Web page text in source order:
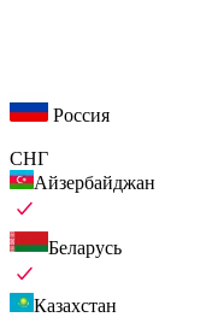
Россия
СНГ
Айзербайджан
Беларусь
Казахстан